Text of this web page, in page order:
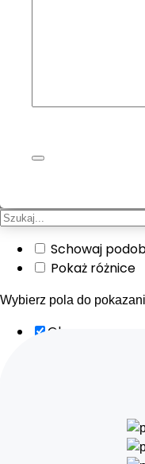
Schowaj
Pokaż różnice
Wybierz pola do
Obraz
Dodaj do